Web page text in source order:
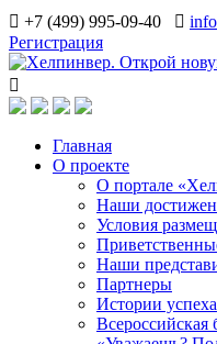
+7 (499) 995-09-40
Регистрация
Главная
О проекте
О портале
Наши
Условия
Наши
Партнеры
Истории успеха
Всероссийская